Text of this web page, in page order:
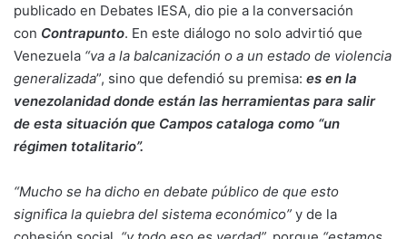
publicado en Debates IESA, dio pie a la conversación
con Contrapunto. En este diálogo no solo advirtió que
Venezuela “va a la balcanización o a un estado de violencia
generalizada”, sino que defendió su premisa: es en la
venezolanidad donde están las herramientas para salir
de esta situación que Campos cataloga como “un
régimen totalitario”.
“Mucho se ha dicho en debate público de que esto
significa la quiebra del sistema económico” y de la